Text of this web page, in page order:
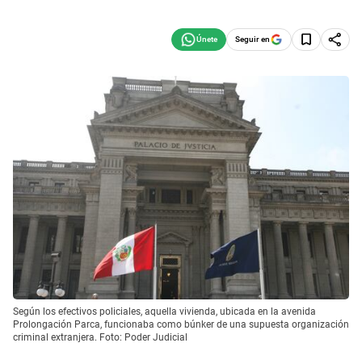
Seguir en
Según los efectivos policiales, aquella vivienda, ubicada en la avenida
Prolongación Parca, funcionaba como búnker de una supuesta organización
criminal extranjera. Foto: Poder Judicial